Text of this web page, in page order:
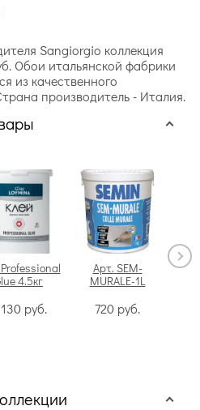
Sangiorgio коллекция
Обои итальянской фабрики
из качественного
производитель - Италия.
4.5кг
руб.
Арт. SEM-
MURALE-1L
720 руб.